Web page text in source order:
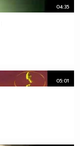
04:35
05:01